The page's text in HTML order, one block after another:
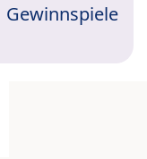
Gewinnspiele